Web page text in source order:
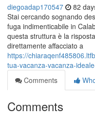
diegoadap170547 82
Stai cercando sognando
fuga indimenticabile in
questa struttura è la
direttamente affacciato a
https://
tua-vacanza-vacanza-
Comments
Comments